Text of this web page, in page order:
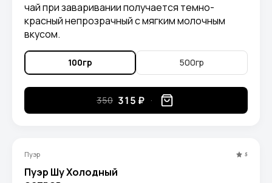
чай при заваривании получается темно-
красный непрозрачный с мягким молочным
вкусом.
100гр 500гр
350 315 ₽
Пуэр 5
Пуэр Шу Холодный